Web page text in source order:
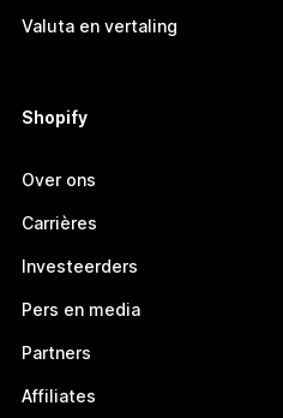
Valuta en vertaling
Shopify
Over ons
Carrières
Investeerders
Pers en media
Partners
Affiliates